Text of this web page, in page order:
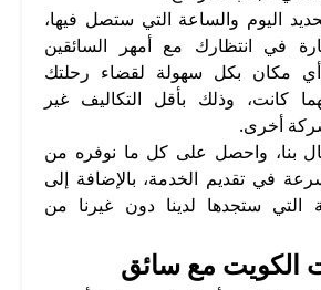
اليوم والساعة التي ستصل فيها،
في انتظارك مع أمهر السائقين
أي مكان بكل سهولة لقضاء رحلتك
كانت، وذلك بأقل التكاليف غير
أخرى.
بنا، واحصل على كل ما نوفره من
في تقديم الخدمة، بالإضافة إلى
التي ستجدها لدينا دون غيرنا من
الكويت مع سائق